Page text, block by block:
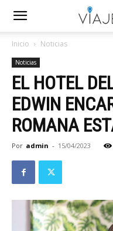
Inicio Noticias
Noticias
EL HOTEL
EDWIN
ROMANA
Por admin - 15/04/2023